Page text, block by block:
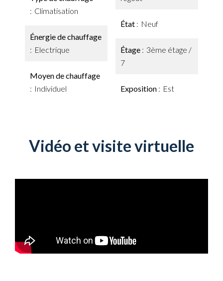
Climatisation
Énergie de chauffage
Electrique
Moyen de chauffage
Individuel
État Neuf
Étage
3ème étage /
7
Exposition Est
Vidéo et visite virtuelle